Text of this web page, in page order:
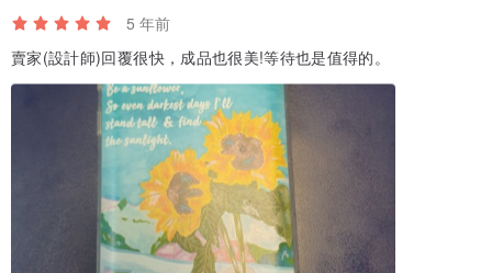
5 年前
賣家(設計師)回覆很快，成品也很美!等待也是值得的。